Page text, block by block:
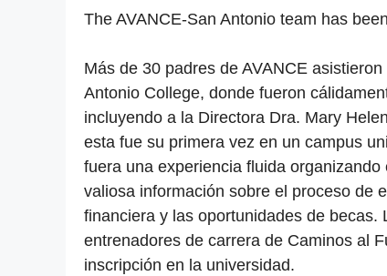
The AVANCE-San Antonio team has
Más de 30 padres de AVANCE
Antonio College, donde fueron
incluyendo a la Directora Dra. Mary
esta fue su primera vez en un campus
fuera una experiencia fluida
valiosa información sobre el proceso de
financiera y las oportunidades de
entrenadores de carrera de Caminos al
inscripción en la universidad.